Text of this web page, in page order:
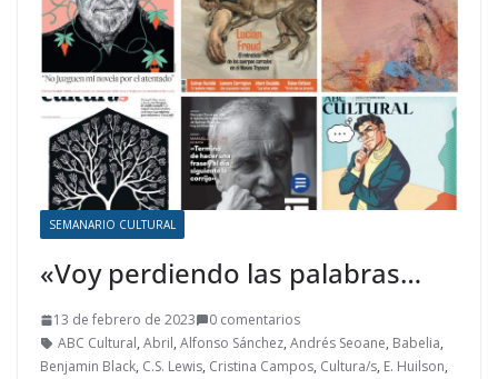
SEMANARIO CULTURAL
«Voy perdiendo las palabras…
13 de febrero de 2023
0 comentarios
ABC Cultural, Abril, Alfonso Sánchez, Andrés Seoane, Babelia,
Benjamin Black, C.S. Lewis, Cristina Campos, Cultura/s, E. Huilson,